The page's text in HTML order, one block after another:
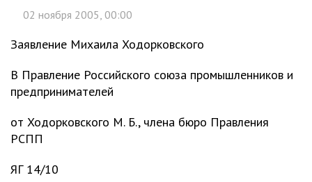
02 ноября 2005, 00:00
Заявление Михаила Ходорковского
В Правление Российского союза промышленников и
предпринимателей
от Ходорковского М. Б., члена бюро Правления
РСПП
ЯГ 14/10